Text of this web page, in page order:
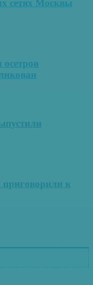
сетях Москвы
к